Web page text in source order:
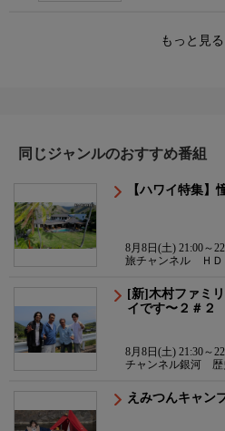
もっと見
同じジャンルのおすすめ番組
【ハワイ特集】
8月8日(土) 21:00～
旅チャンネル ＨＤ
[新]木村ファミ
イです〜２＃２
8月8日(土) 21:30～
チャンネル銀河 歴
えみつんキャン